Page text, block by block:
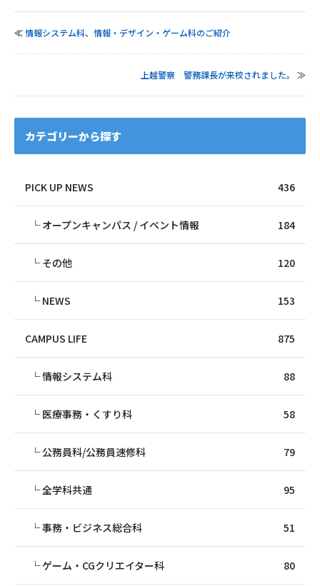
≪情報システム科、情報・デザイン・ゲーム科のご紹介
上越警察 警務課長が来校されました。 ≫
カテゴリーから探す
PICK UP NEWS 436
オープンキャンパス / イベント情報 184
その他 120
NEWS 153
CAMPUS LIFE 875
情報システム科 88
医療事務・くすり科 58
公務員科/公務員速修科 79
全学科共通 95
事務・ビジネス総合科 51
ゲーム・CGクリエイター科 80